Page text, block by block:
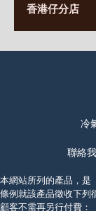
香港堅尼地城
(堅尼地城地鐵
營業時間:
(10:00am-
香港仔分店
營業時
香港香港仔成
(黃竹坑地鐵站轉
冷
聯絡
本網站所列的產品，是
條例就該產品徵收下列
顧客不需再另行付費：